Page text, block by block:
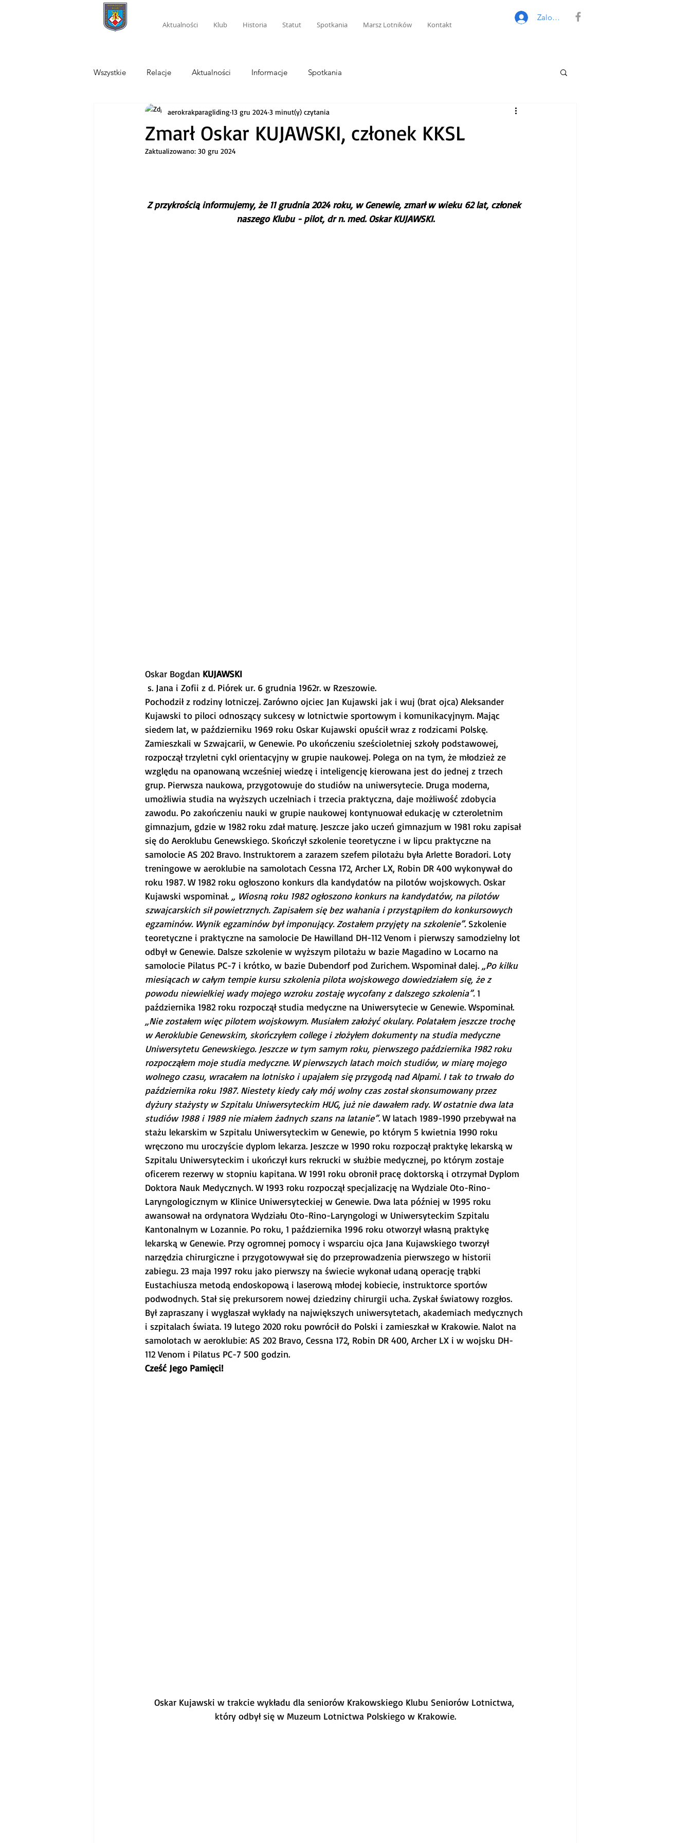
Aktualności Klub Historia Statut Spotkania Marsz Lotników Kontakt
Zaloguj się
Wszystkie Relacje Aktualności Informacje Spotkania
Zmarł Oskar KUJAWSKI, członek KKSL
aerokrakparagliding 13 gru 2024 3 minut(y) czytania
Zaktualizowano: 30 gru 2024
Z przykrością informujemy, że 11 grudnia 2024 roku, w Genewie, zmarł w wieku 62 lat, członek
naszego Klubu - pilot, dr n. med. Oskar KUJAWSKI.
Oskar Bogdan KUJAWSKI
s. Jana i Zofii z d. Piórek ur. 6 grudnia 1962r. w Rzeszowie.
Pochodził z rodziny lotniczej. Zarówno ojciec Jan Kujawski jak i wuj (brat ojca) Aleksander
Kujawski to piloci odnoszący sukcesy w lotnictwie sportowym i komunikacyjnym. Mając
siedem lat, w październiku 1969 roku Oskar Kujawski opuścił wraz z rodzicami Polskę.
Zamieszkali w Szwajcarii, w Genewie. Po ukończeniu sześcioletniej szkoły podstawowej,
rozpoczął trzyletni cykl orientacyjny w grupie naukowej. Polega on na tym, że młodzież ze
względu na opanowaną wcześniej wiedzę i inteligencję kierowana jest do jednej z trzech
grup. Pierwsza naukowa, przygotowuje do studiów na uniwersytecie. Druga moderna,
umożliwia studia na wyższych uczelniach i trzecia praktyczna, daje możliwość zdobycia
zawodu. Po zakończeniu nauki w grupie naukowej kontynuował edukację w czteroletnim
gimnazjum, gdzie w 1982 roku zdał maturę. Jeszcze jako uczeń gimnazjum w 1981 roku zapisał
się do Aeroklubu Genewskiego. Skończył szkolenie teoretyczne i w lipcu praktyczne na
samolocie AS 202 Bravo. Instruktorem a zarazem szefem pilotażu była Arlette Boradori. Loty
treningowe w aeroklubie na samolotach Cessna 172, Archer LX, Robin DR 400 wykonywał do
roku 1987. W 1982 roku ogłoszono konkurs dla kandydatów na pilotów wojskowych. Oskar
Kujawski wspominał. „ Wiosną roku 1982 ogłoszono konkurs na kandydatów, na pilotów
szwajcarskich sił powietrznych. Zapisałem się bez wahania i przystąpiłem do konkursowych
egzaminów. Wynik egzaminów był imponujący. Zostałem przyjęty na szkolenie”. Szkolenie
teoretyczne i praktyczne na samolocie De Hawilland DH-112 Venom i pierwszy samodzielny lot
odbył w Genewie. Dalsze szkolenie w wyższym pilotażu w bazie Magadino w Locarno na
samolocie Pilatus PC-7 i krótko, w bazie Dubendorf pod Zurichem. Wspominał dalej. „Po kilku
miesiącach w całym tempie kursu szkolenia pilota wojskowego dowiedziałem się, że z
powodu niewielkiej wady mojego wzroku zostaję wycofany z dalszego szkolenia”. 1
października 1982 roku rozpoczął studia medyczne na Uniwersytecie w Genewie. Wspominał.
„Nie zostałem więc pilotem wojskowym. Musiałem założyć okulary. Polatałem jeszcze trochę
w Aeroklubie Genewskim, skończyłem college i złożyłem dokumenty na studia medyczne
Uniwersytetu Genewskiego. Jeszcze w tym samym roku, pierwszego października 1982 roku
rozpocząłem moje studia medyczne. W pierwszych latach moich studiów, w miarę mojego
wolnego czasu, wracałem na lotnisko i upajałem się przygodą nad Alpami. I tak to trwało do
października roku 1987. Niestety kiedy cały mój wolny czas został skonsumowany przez
dyżury stażysty w Szpitalu Uniwersyteckim HUG, już nie dawałem rady. W ostatnie dwa lata
studiów 1988 i 1989 nie miałem żadnych szans na latanie”. W latach 1989-1990 przebywał na
stażu lekarskim w Szpitalu Uniwersyteckim w Genewie, po którym 5 kwietnia 1990 roku
wręczono mu uroczyście dyplom lekarza. Jeszcze w 1990 roku rozpoczął praktykę lekarską w
Szpitalu Uniwersyteckim i ukończył kurs rekrucki w służbie medycznej, po którym zostaje
oficerem rezerwy w stopniu kapitana. W 1991 roku obronił pracę doktorską i otrzymał Dyplom
Doktora Nauk Medycznych. W 1993 roku rozpoczął specjalizację na Wydziale Oto-Rino-
Laryngologicznym w Klinice Uniwersyteckiej w Genewie. Dwa lata później w 1995 roku
awansował na ordynatora Wydziału Oto-Rino-Laryngologi w Uniwersyteckim Szpitalu
Kantonalnym w Lozannie. Po roku, 1 października 1996 roku otworzył własną praktykę
lekarską w Genewie. Przy ogromnej pomocy i wsparciu ojca Jana Kujawskiego tworzył
narzędzia chirurgiczne i przygotowywał się do przeprowadzenia pierwszego w historii
zabiegu. 23 maja 1997 roku jako pierwszy na świecie wykonał udaną operację trąbki
Eustachiusza metodą endoskopową i laserową młodej kobiecie, instruktorce sportów
podwodnych. Stał się prekursorem nowej dziedziny chirurgii ucha. Zyskał światowy rozgłos.
Był zapraszany i wygłaszał wykłady na największych uniwersytetach, akademiach medycznych
i szpitalach świata. 19 lutego 2020 roku powrócił do Polski i zamieszkał w Krakowie. Nalot na
samolotach w aeroklubie: AS 202 Bravo, Cessna 172, Robin DR 400, Archer LX i w wojsku DH-
112 Venom i Pilatus PC-7 500 godzin.
Cześć Jego Pamięci!
Oskar Kujawski w trakcie wykładu dla seniorów Krakowskiego Klubu Seniorów Lotnictwa,
który odbył się w Muzeum Lotnictwa Polskiego w Krakowie.